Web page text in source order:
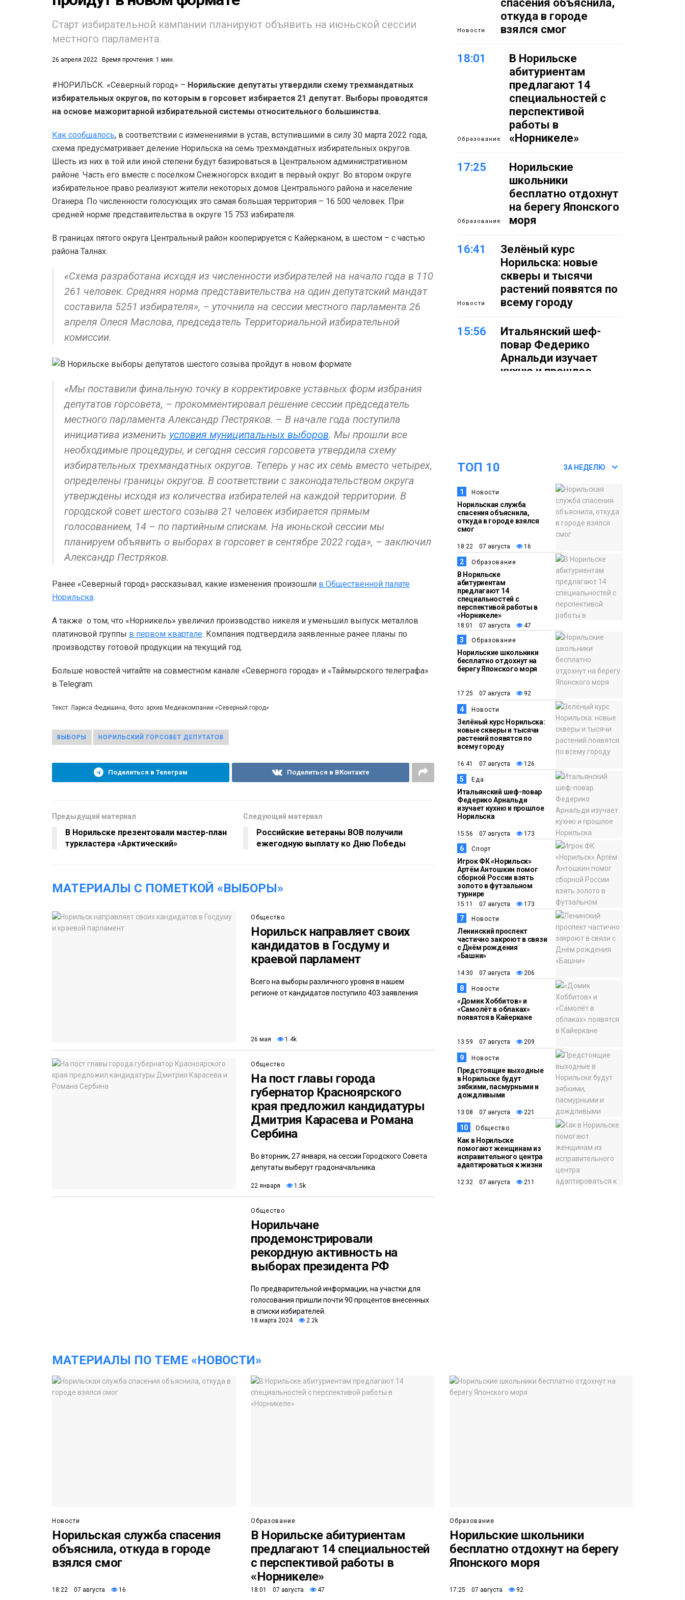
Старт избирательной кампании планируют объявить на июньской сессии
местного парламента.
26 апреля 2022 Время прочтения: 1 мин.
#НОРИЛЬСК. «Северный город» – Норильские депутаты утвердили схему трехмандатных
избирательных округов, по которым в горсовет избирается 21 депутат. Выборы проводятся
на основе мажоритарной избирательной системы относительного большинства.
Как сообщалось, в соответствии с изменениями в устав, вступившими в силу 30 марта 2022 года,
схема предусматривает деление Норильска на семь трехмандатных избирательных округов.
Шесть из них в той или иной степени будут базироваться в Центральном административном
районе. Часть его вместе с поселком Снежногорск входит в первый округ. Во втором округе
избирательное право реализуют жители некоторых домов Центрального района и население
Оганера. По численности голосующих это самая большая территория – 16 500 человек. При
средней норме представительства в округе 15 753 избирателя.
В границах пятого округа Центральный район кооперируется с Кайерканом, в шестом – с частью
района Талнах.
«Схема разработана исходя из численности избирателей на начало года в 110
261 человек. Средняя норма представительства на один депутатский мандат
составила 5251 избирателя», – уточнила на сессии местного парламента 26
апреля Олеся Маслова, председатель Территориальной избирательной
комиссии.
«Мы поставили финальную точку в корректировке уставных форм избрания
депутатов горсовета, – прокомментировал решение сессии председатель
местного парламента Александр Пестряков. – В начале года поступила
инициатива изменить условия муниципальных выборов. Мы прошли все
необходимые процедуры, и сегодня сессия горсовета утвердила схему
избирательных трехмандатных округов. Теперь у нас их семь вместо четырех,
определены границы округов. В соответствии с законодательством округа
утверждены исходя из количества избирателей на каждой территории. В
городской совет шестого созыва 21 человек избирается прямым
голосованием, 14 – по партийным спискам. На июньской сессии мы
планируем объявить о выборах в горсовет в сентябре 2022 года», – заключил
Александр Пестряков.
Ранее «Северный город» рассказывал, какие изменения произошли в Общественной палате
Норильска.
А также о том, что «Норникель» увеличил производство никеля и уменьшил выпуск металлов
платиновой группы в первом квартале. Компания подтвердила заявленные ранее планы по
производству готовой продукции на текущий год.
Больше новостей читайте на совместном канале «Северного города» и «Таймырского телеграфа»
в Telegram.
Текст: Лариса Федишина, Фото: архив Медиакомпании «Северный город»
ВЫБОРЫ НОРИЛЬСКИЙ ГОРСОВЕТ ДЕПУТАТОВ
Поделиться в Телеграм Поделиться в ВКонтакте
Предыдущий материал
В Норильске презентовали мастер-план
туркластера «Арктический»
Следующий материал
Российские ветераны ВОВ получили
ежегодную выплату ко Дню Победы
МАТЕРИАЛЫ С ПОМЕТКОЙ «ВЫБОРЫ»
Общество
Норильск направляет своих
кандидатов в Госдуму и
краевой парламент
Всего на выборы различного уровня в нашем
регионе от кандидатов поступило 403 заявления
26 мая 1.4k
Общество
На пост главы города
губернатор Красноярского
края предложил кандидатуры
Дмитрия Карасева и Романа
Сербина
Во вторник, 27 января, на сессии Городского Совета
депутаты выберут градоначальника.
22 января 1.5k
Общество
Норильчане
продемонстрировали
рекордную активность на
выборах президента РФ
По предварительной информации, на участки для
голосования пришли почти 90 процентов внесенных
в списки избирателей.
18 марта 2024 2.2k
Новости
спасения объяснила,
откуда в городе
взялся смог
18:01
Образование
В Норильске
абитуриентам
предлагают 14
специальностей с
перспективой
работы в
«Норникеле»
17:25
Образование
Норильские
школьники
бесплатно отдохнут
на берегу Японского
моря
16:41
Новости
Зелёный курс
Норильска: новые
скверы и тысячи
растений появятся по
всему городу
15:56
Итальянский шеф-
повар Федерико
Арнальди изучает
кухню и прошлое
Спорт
футзальном турнире
14:30
Ленинский проспект
частично закроют в
связи с Днём
рождения «Башни»
13:59
Новости
«Домик Хоббитов» и
«Самолёт в облаках»
появятся в Кайеркане
13:08
Новости
Предстоящие
выходные в
Норильске будут
зябкими, пасмурными
и дождливыми
12:32
Общество
Как в Норильске
помогают женщинам
из исправительного
центра
адаптироваться к
жизни
ТОП 10 ЗА НЕДЕЛЮ
1 Новости
Норильская служба
спасения объяснила,
откуда в городе взялся
смог
18:22 07 августа 16
2 Образование
В Норильске
абитуриентам
предлагают 14
специальностей с
перспективой работы в
«Норникеле»
18:01 07 августа 47
3 Образование
Норильские школьники
бесплатно отдохнут на
берегу Японского моря
17:25 07 августа 92
4 Новости
Зелёный курс Норильска:
новые скверы и тысячи
растений появятся по
всему городу
16:41 07 августа 126
5 Еда
Итальянский шеф-повар
Федерико Арнальди
изучает кухню и прошлое
Норильска
15:56 07 августа 173
6 Спорт
Игрок ФК «Норильск»
Артём Антошкин помог
сборной России взять
золото в футзальном
турнире
15:11 07 августа 173
7 Новости
Ленинский проспект
частично закроют в связи
с Днём рождения
«Башни»
14:30 07 августа 206
8 Новости
«Домик Хоббитов» и
«Самолёт в облаках»
появятся в Кайеркане
13:59 07 августа 209
9 Новости
Предстоящие выходные
в Норильске будут
зябкими, пасмурными и
дождливыми
13:08 07 августа 221
10 Общество
Как в Норильске
помогают женщинам из
исправительного центра
адаптироваться к жизни
12:32 07 августа 211
МАТЕРИАЛЫ ПО ТЕМЕ «НОВОСТИ»
Новости
Норильская служба спасения
объяснила, откуда в городе
взялся смог
18:22 07 августа 16
Образование
В Норильске абитуриентам
предлагают 14 специальностей
с перспективой работы в
«Норникеле»
18:01 07 августа 47
Образование
Норильские школьники
бесплатно отдохнут на берегу
Японского моря
17:25 07 августа 92